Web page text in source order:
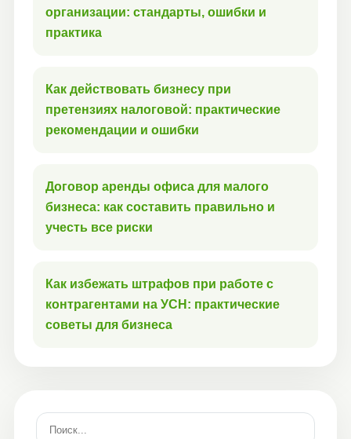
организации: стандарты, ошибки и
практика
Как действовать бизнесу при
претензиях налоговой: практические
рекомендации и ошибки
Договор аренды офиса для малого
бизнеса: как составить правильно и
учесть все риски
Как избежать штрафов при работе с
контрагентами на УСН: практические
советы для бизнеса